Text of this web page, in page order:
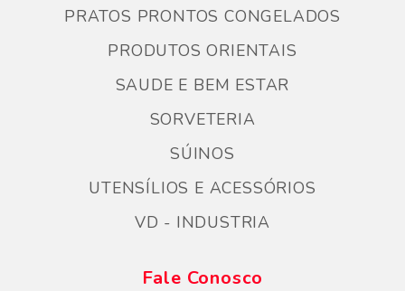
PRATOS PRONTOS CONGELADOS
PRODUTOS ORIENTAIS
SAUDE E BEM ESTAR
SORVETERIA
SÚINOS
UTENSÍLIOS E ACESSÓRIOS
VD - INDUSTRIA
Fale Conosco